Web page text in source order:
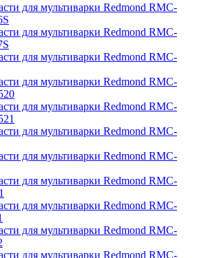
для мультиварки Redmond RMC-
для мультиварки Redmond RMC-
для мультиварки Redmond RMC-
для мультиварки Redmond RMC-
для мультиварки Redmond RMC-
для мультиварки Redmond RMC-
для мультиварки Redmond RMC-
для мультиварки Redmond RMC-
для мультиварки Redmond RMC-
для мультиварки Redmond RMC-
для мультиварки Redmond RMC-